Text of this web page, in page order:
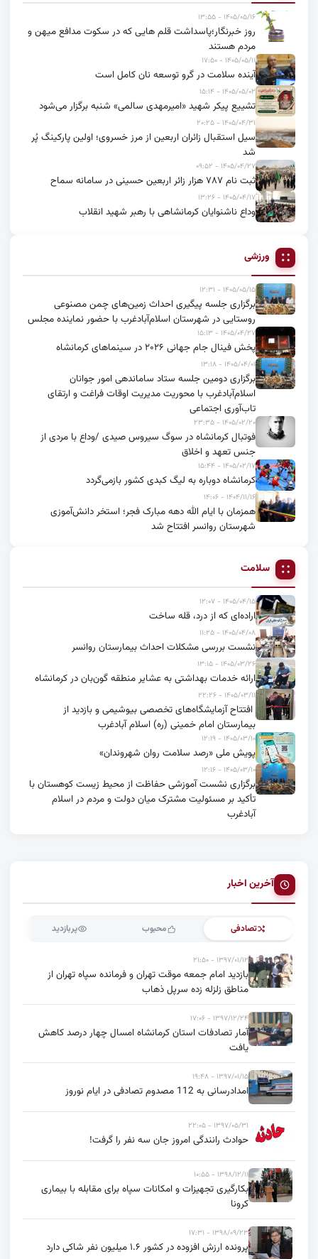
۱۴۰۵/۰۵/۱۶ - ۱۳:۵۵
روز خبرنگار؛پاسداشت قلم هایی که در سکوت مدافع میهن و
مردم هستند
۱۴۰۵/۰۵/۱۱ - ۱۷:۵۰
آینده سلامت در گرو توسعه نان کامل است
۱۴۰۵/۰۵/۰۲ - ۱۵:۱۴
تشییع پیکر شهید «امیرمهدی سالمی» شنبه برگزار می‌شود
۱۴۰۵/۰۴/۳۱ - ۲۰:۲۵
سیل استقبال زائران اربعین از مرز خسروی؛ اولین پارکینگ پُر
شد
۱۴۰۵/۰۴/۲۷ - ۰۹:۵۲
ثبت نام ۷۸۷ هزار زائر اربعین حسینی در سامانه سماح
۱۴۰۵/۰۴/۱۷ - ۱۳:۲۶
وداع ناشنوایان کرمانشاهی با رهبر شهید انقلاب
ورزشی
۱۴۰۵/۰۵/۱۵ - ۱۲:۳۱
برگزاری جلسه پیگیری احداث زمین‌های چمن مصنوعی
روستایی در شهرستان اسلام‌آبادغرب با حضور نماینده مجلس
۱۴۰۵/۰۴/۲۷ - ۱۵:۱۳
پخش فینال جام جهانی ۲۰۲۶ در سینماهای کرمانشاه
۱۴۰۵/۰۴/۰۱ - ۱۳:۱۸
برگزاری دومین جلسه ستاد ساماندهی امور جوانان
اسلام‌آبادغرب با محوریت مدیریت اوقات فراغت و ارتقای
تاب‌آوری اجتماعی
۱۴۰۵/۰۲/۲۰ - ۲۳:۳۵
فوتبال کرمانشاه در سوگ سیروس صیدی /وداع با مردی از
جنس تعهد و اخلاق
۱۴۰۵/۰۲/۱۷ - ۱۵:۴۴
کرمانشاه دوباره به لیگ کبدی کشور بازمی‌گردد
۱۴۰۴/۱۱/۱۶ - ۱۴:۰۶
همزمان با ایام الله دهه مبارک فجر؛ استخر دانش‌آموزی
شهرستان روانسر افتتاح شد
سلامت
۱۴۰۵/۰۴/۱۵ - ۱۲:۰۷
اراده‌ای که از درد، قله ساخت
۱۴۰۵/۰۴/۰۸ - ۱۱:۲۵
نشست بررسی مشکلات احداث بیمارستان روانسر
۱۴۰۵/۰۳/۲۶ - ۱۳:۱۵
ارائه خدمات بهداشتی به عشایر منطقه گون‌بان در کرمانشاه
۱۴۰۵/۰۳/۱۱ - ۲۲:۲۶
افتتاح آزمایشگاه‌های تخصصی بیوشیمی و بازدید از
بیمارستان امام خمینی (ره) اسلام آبادغرب
۱۴۰۵/۰۳/۱۰ - ۱۲:۱۹
پویش ملی «رصد سلامت روان شهروندان»
۱۴۰۵/۰۳/۱۰ - ۱۲:۱۶
برگزاری نشست آموزشی حفاظت از محیط زیست کوهستان با
تأکید بر مسئولیت مشترک میان دولت و مردم در اسلام
آبادغرب
آخرین اخبار
تصادفی محبوب پربازدید
۱۳۹۷/۰۱/۱۲ - ۲۱:۵۰
بازدید امام جمعه موقت تهران و فرمانده سپاه تهران از
مناطق زلزله زده سرپل ذهاب
۱۳۹۷/۱۲/۲۴ - ۱۷:۰۶
آمار تصادفات استان کرمانشاه امسال چهار درصد کاهش
یافت
۱۳۹۷/۰۱/۱۵ - ۱۹:۴۸
امدادرسانی به 112 مصدوم تصادفی در ایام نوروز
۱۳۹۷/۰۵/۳۱ - ۲۲:۰۵
حوادث رانندگی امروز جان سه نفر را گرفت!
۱۳۹۸/۱۲/۱۱ - ۱۰:۵۵
بکارگیری تجهیزات و امکانات سپاه برای مقابله با بیماری
کرونا
۱۳۹۸/۰۹/۲۳ - ۱۷:۳۱
پرونده ارزش افزوده در کشور ۱.۶ میلیون نفر شاکی دارد